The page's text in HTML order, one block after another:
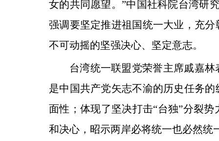
女的共同愿望。”中国社科院台湾研
强调要坚定推进祖国统一大业，充
不可动摇的坚强决心、坚定意志。
台湾统一联盟党荣誉主席戚嘉
是中国共产党矢志不渝的历史任务
面性；体现了坚决打击“台独”分裂
和决心，昭示两岸必将统一也必然